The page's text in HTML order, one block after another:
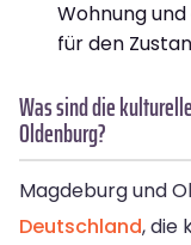
Wohnung
für den
Was sind die
Oldenburg?
Magdeburg und
Deutschland, die